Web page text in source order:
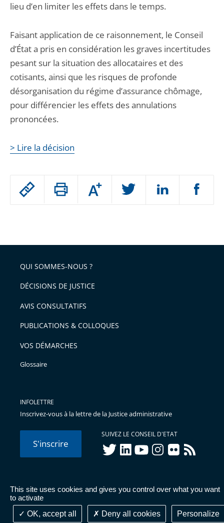
This site uses cookies and gives you control over what you want
to activate
OK, accept all
Deny all cookies Personalize
Passer
arriver
après
Augmenter
ou
l'article
pour
avant
lieu d’en limiter les effets dans le temps.
Faisant application de ce raisonnement, le Conseil
d’État a pris en considération les graves incertitudes
pesant sur la situation des allocataires et des
cotisants, ainsi que les risques de profonde
désorganisation du régime d’assurance chômage,
pour différencier les effets des annulations
prononcées.
> Lire la décision
QUI SOMMES-NOUS ?
DÉCISIONS DE JUSTICE
AVIS CONSULTATIFS
PUBLICATIONS & COLLOQUES
VOS DÉMARCHES
Glossaire
INFOLETTRE
Inscrivez-vous à la lettre de la Justice administrative
S'inscrire
SUIVEZ LE CONSEIL D'ETAT
twitterlinkedInyoutubeinstagram
flickr rss
© Conseil d'État 2026 - Mentions légales
Données
personnelles-Publications administratives-Accessibilité :
partiellement conforme